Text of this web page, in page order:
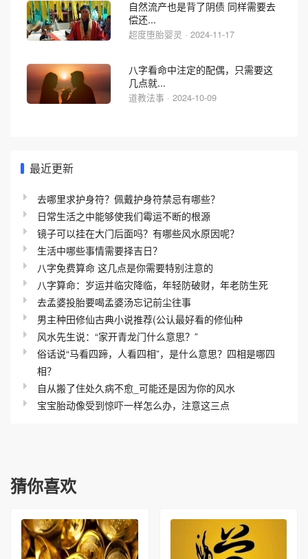
自然流产也是背了阴债 同样需要去
偿还...
超度堕胎婴灵 · 2024-11-17
八字看命中注定的配偶，只需要这
几点就...
道教法事 · 2024-10-09
最近更新
去哪里求护身符？佩戴护身符禁忌有哪些？
日常生活之中能够使我们霉运不断的根源
镜子可以挂在大门后面吗？有哪些风水原因呢？
生活中哪些事情需要择吉日？
八字免费算命 这几点是你需要特别注意的
八字算命：岁运并临灾降临，年轻防破财，年老防生死
去孟婆投胎要喝孟婆汤忘记前尘往事
男主种田修仙古典小说推荐(公认最好看的修仙种
风水先生说：“家开青龙门什么意思？”
俗话说“马看四蹄，人看四相”，是什么意思？四相是哪四
相？
自从搬了住处久病不愈_可能还是因为你的风水
宝宝胎动像受到惊吓一样怎么办，注意这三点
猜你喜欢